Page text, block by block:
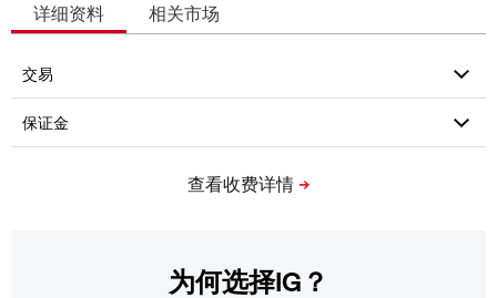
详细资料 相关市场
为何选择IG？